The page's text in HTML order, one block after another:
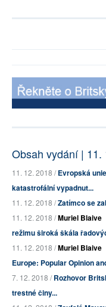
Obsah vydání | 11.
11. 12. 2018 /Evropská
katastrofální vypadnut...
11. 12. 2018 /Zatímco se
11. 12. 2018 /Muriel Blaive
režimu široká škála
11. 12. 2018 /Muriel Blaive
Europe: Popular Opinion
7. 12. 2018 /Rozhovor
trestné činy...